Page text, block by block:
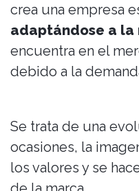
crea una empresa
adaptándose a
encuentra en el
debido a la
Se trata de una
ocasiones, la
los valores y se